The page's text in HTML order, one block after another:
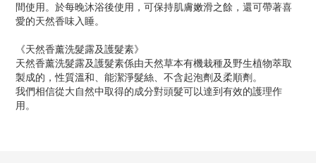
間使用。於每晚沐浴後使用，可保持肌膚嫩滑之餘，還可帶著喜
愛的天然香味入睡。
《天然香薰洗髮露及護髮素》
天然香薰洗髮露及護髮素係由天然草本有機栽種及野生植物萃取
製成的，性質溫和、能潔淨髮絲、不含起泡劑及柔順劑。
我們相信從大自然中取得的成分對頭髮可以達到有效的護理作
用。